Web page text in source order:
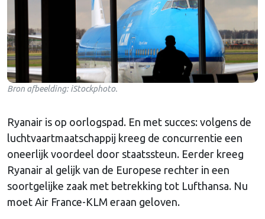
Bron afbeelding: iStockphoto.
Ryanair is op oorlogspad. En met succes: volgens de
luchtvaartmaatschappij kreeg de concurrentie een
oneerlijk voordeel door staatssteun. Eerder kreeg
Ryanair al gelijk van de Europese rechter in een
soortgelijke zaak met betrekking tot Lufthansa. Nu
moet Air France-KLM eraan geloven.